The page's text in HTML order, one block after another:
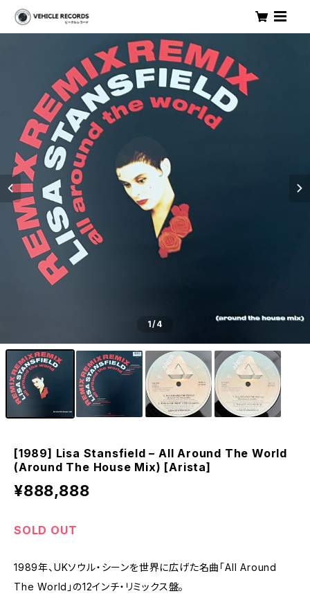
1/4
[1989] Lisa Stansfield – All Around The World
(Around The House Mix) [Arista]
¥888,888
SOLD OUT
1989年、UKソウル・シーンを世界に広げた名曲「All Around
The World」の12インチ・リミックス盤。